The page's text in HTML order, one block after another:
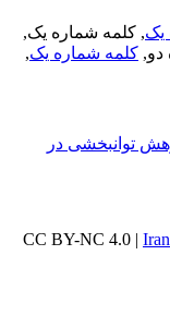
, کلمه شماره یک,
کلمه شماره یک,
توانبخشی در